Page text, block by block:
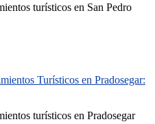
turísticos en San Pedro
Turísticos en Pradosegar:
turísticos en Pradosegar